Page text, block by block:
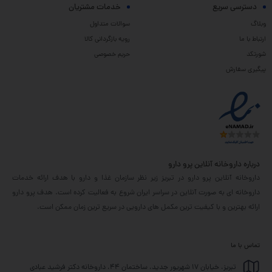
دسترسی سریع
وبلاگ
ارتباط با ما
شورتکد
پیگیری سفارش
خدمات مشتریان
سوالات متداول
رویه بازگردانی کالا
حریم خصوصی
درباره داروخانه آنلاین پرو دارو
داروخانه آنلاین پرو دارو در تبریز زیر نظر سازمان غذا و دارو با هدف ارائه خدمات
داروخانه ای به صورت آنلاین در سراسر ایران شروع به فعالیت کرده است. هدف پرو دارو
ارائه بهترین و با کیفیت ترین مکمل های دارویی در سریع ترین زمان ممکن است.
تماس با ما
تبریز، خیابان 17 شهریور جدید، ساختمان 44، داروخانه دکتر فرشید عبادی